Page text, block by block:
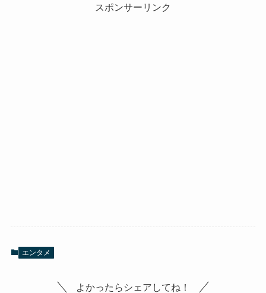
スポンサーリンク
エンタメ
よかったらシェアしてね！